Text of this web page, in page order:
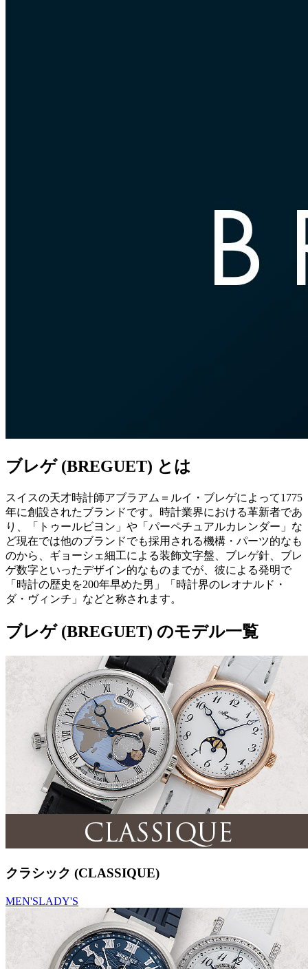
ブレゲ (BREGUET) とは
スイスの天才時計師アブラアム＝ルイ・ブレゲによって1775
年に創設されたブランドです。時計業界における革新者であ
り、「トゥールビヨン」や「パーペチュアルカレンダー」な
ど現在では他のブランドでも採用される機構・パーツ的なも
のから、ギョーシェ細工による装飾文字盤、ブレゲ針、ブレ
ゲ数字といったデザイン的なものまでが、彼による発明で
「時計の歴史を200年早めた男」「時計界のレオナルド・
ダ・ヴィンチ」などと称されます。
ブレゲ (BREGUET) のモデル一覧
クラシック (CLASSIQUE)
MEN'SLADY'S